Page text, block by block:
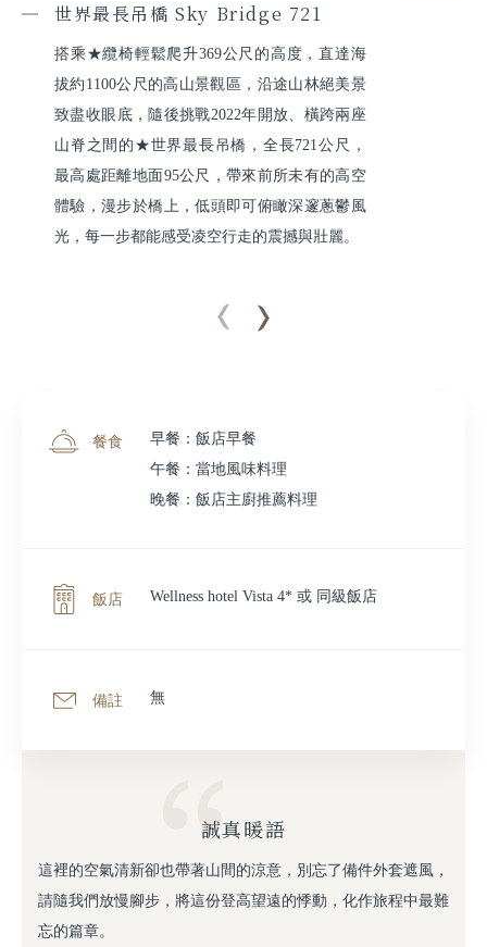
世界最長吊橋 Sky Bridge 721
搭乘★纜椅輕鬆爬升369公尺的高度，直達海
拔約1100公尺的高山景觀區，沿途山林絕美景
致盡收眼底，隨後挑戰2022年開放、橫跨兩座
山脊之間的★世界最長吊橋，全長721公尺，
最高處距離地面95公尺，帶來前所未有的高空
體驗，漫步於橋上，低頭即可俯瞰深邃蔥鬱風
光，每一步都能感受凌空行走的震撼與壯麗。
餐食
早餐：飯店早餐
午餐：當地風味料理
晚餐：飯店主廚推薦料理
飯店 Wellness hotel Vista 4* 或 同級飯店
備註 無
誠真暖語
這裡的空氣清新卻也帶著山間的涼意，別忘了備件外套遮風，
請隨我們放慢腳步，將這份登高望遠的悸動，化作旅程中最難
忘的篇章。